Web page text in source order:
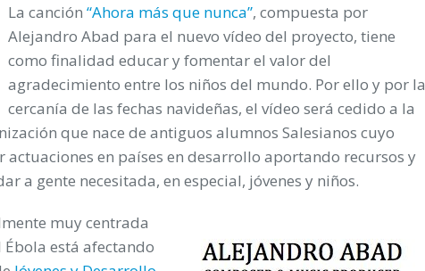
La canción “Ahora más que nunca”, compuesta por
Alejandro Abad para el nuevo vídeo del proyecto, tiene
como finalidad educar y fomentar el valor del
agradecimiento entre los niños del mundo. Por ello y por la
cercanía de las fechas navideñas, el vídeo será cedido a la
que nace de antiguos alumnos Salesianos cuyo
en países en desarrollo aportando recursos y
a gente necesitada, en especial, jóvenes y niños.
muy centrada
está afectando